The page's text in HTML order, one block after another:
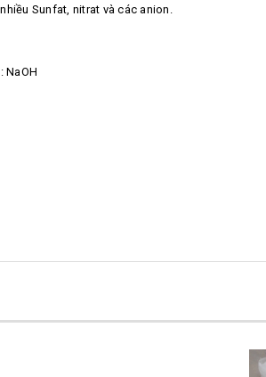
Sunfat, nitrat và các anion.
NaOH